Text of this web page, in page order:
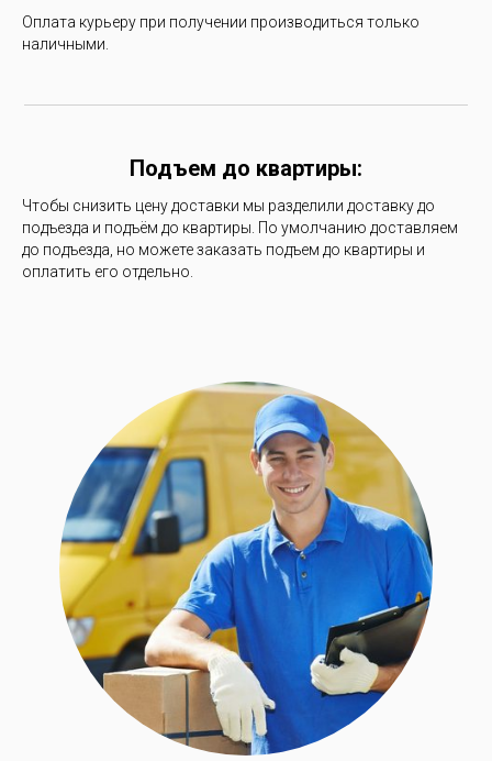
Оплата курьеру при получении производиться только
наличными.
Подъем до квартиры:
Чтобы снизить цену доставки мы разделили доставку до
подъезда и подъём до квартиры. По умолчанию доставляем
до подъезда, но можете заказать подъем до квартиры и
оплатить его отдельно.